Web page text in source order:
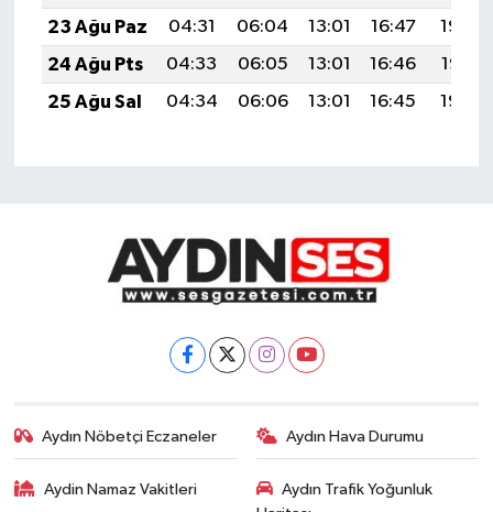
23 Ağu Paz
04:31 06:04 13:01 16:47
19:48
24 Ağu Pts
04:33 06:05 13:01 16:46
19:47
25 Ağu Sal
04:34 06:06 13:01 16:45 19:45
Aydın Nöbetçi Eczaneler Aydın Hava Durumu
Aydin Namaz Vakitleri
Aydın Trafik Yoğunluk